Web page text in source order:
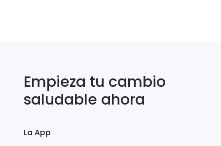
Empieza tu cambio
saludable ahora
La App